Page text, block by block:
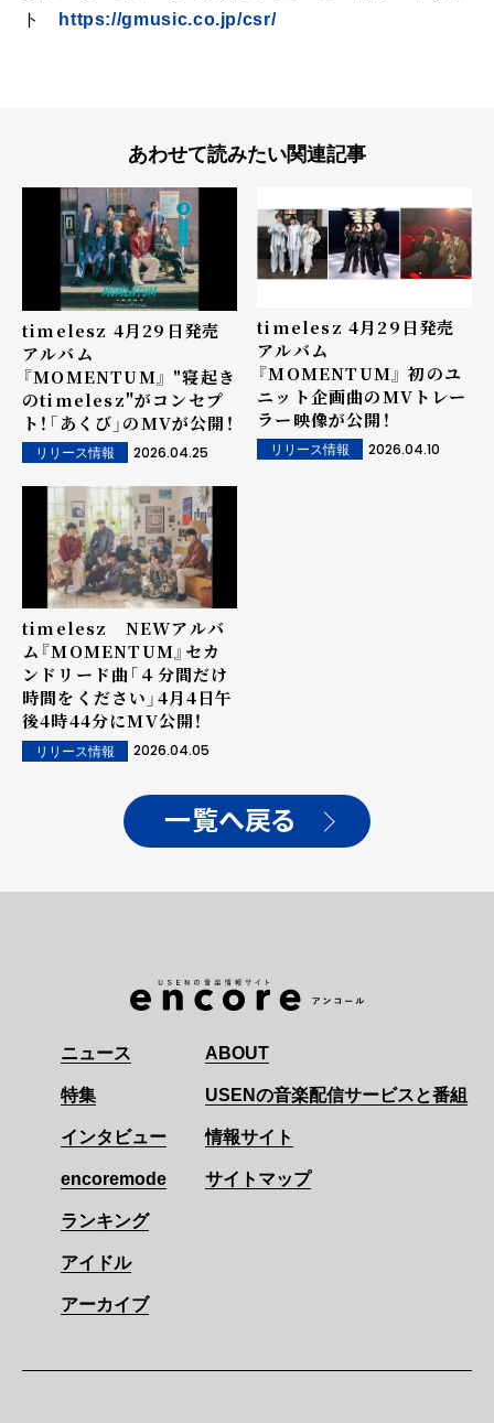
ト
https://gmusic.co.jp/csr/
あわせて読みたい関連記事
timelesz 4月29日発売
アルバム
『MOMENTUM』 "寝起き
のtimelesz"がコンセプ
ト！「あくび」のMVが公開！
リリース情報 2026.04.25
timelesz 4月29日発売
アルバム
『MOMENTUM』 初のユ
ニット企画曲のMVトレー
ラー映像が公開！
リリース情報 2026.04.10
timelesz NEWアルバ
ム『MOMENTUM』セカ
ンドリード曲「４分間だけ
時間をください」4月4日午
後4時44分にMV公開！
リリース情報 2026.04.05
一覧へ戻る
ニュース
特集
インタビュー
encoremode
ランキング
アイドル
アーカイブ
ABOUT
USENの音楽配信サービスと番組
情報サイト
サイトマップ